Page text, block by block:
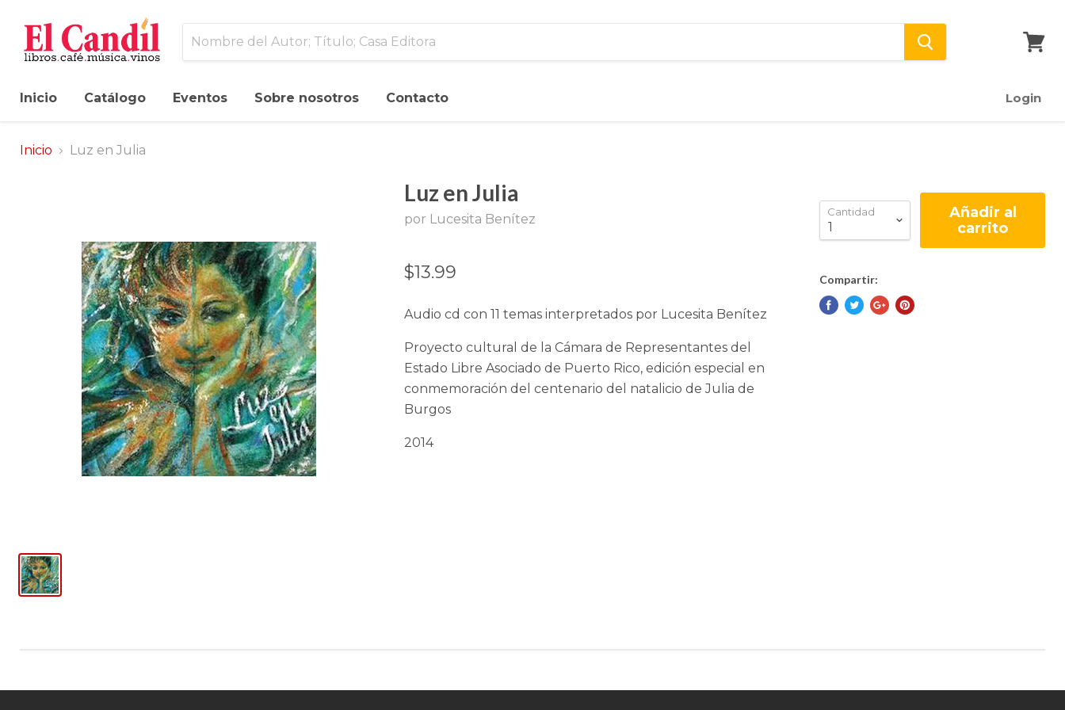
Inicio
Catálogo Eventos Sobre nosotros Contacto Login
Inicio Luz en Julia
Luz en Julia
por Lucesita Benítez
$13.99
Audio cd con 11 temas interpretados por Lucesita Benítez
Proyecto cultural de la Cámara de Representantes del
Estado Libre Asociado de Puerto Rico, edición especial en
conmemoración del centenario del natalicio de Julia de
Burgos
2014
Cantidad
Añadir al
carrito
Compartir: